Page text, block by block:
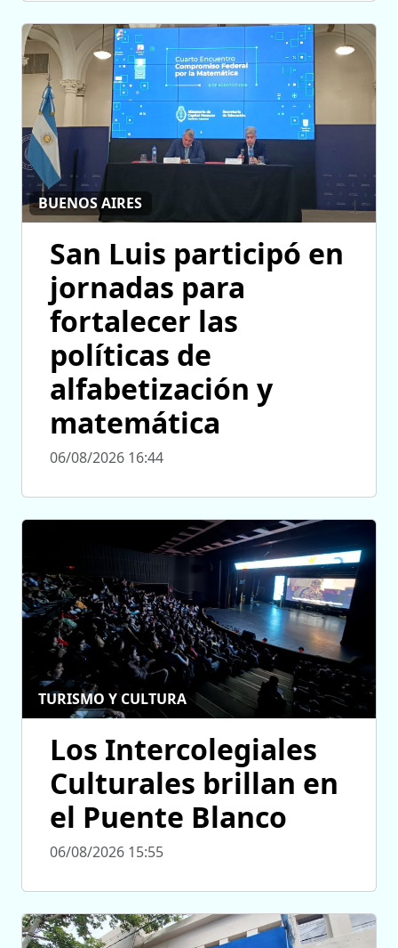
BUENOS AIRES
San Luis participó en
jornadas para
fortalecer las
políticas de
alfabetización y
matemática
06/08/2026 16:44
TURISMO Y CULTURA
Los Intercolegiales
Culturales brillan en
el Puente Blanco
06/08/2026 15:55